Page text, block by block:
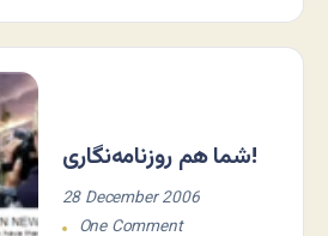
شما هم روزنامه‌نگاری!
28 December 2006
One Comment